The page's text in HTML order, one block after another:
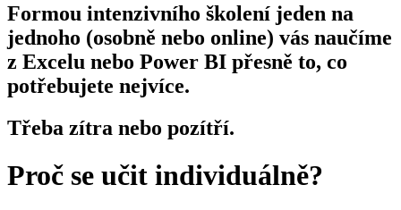
Formou intenzivního školení jeden na
jednoho (osobně nebo online) vás naučíme
z Excelu nebo Power BI přesně to, co
potřebujete nejvíce.
Třeba zítra nebo pozítří.
Proč se učit individuálně?